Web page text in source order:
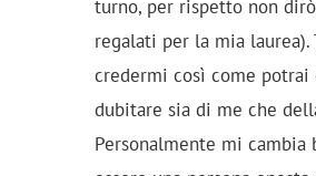
turno, per rispetto non
regalati per la mia laurea).
credermi così come potrai
dubitare sia di me che
Personalmente mi cambia